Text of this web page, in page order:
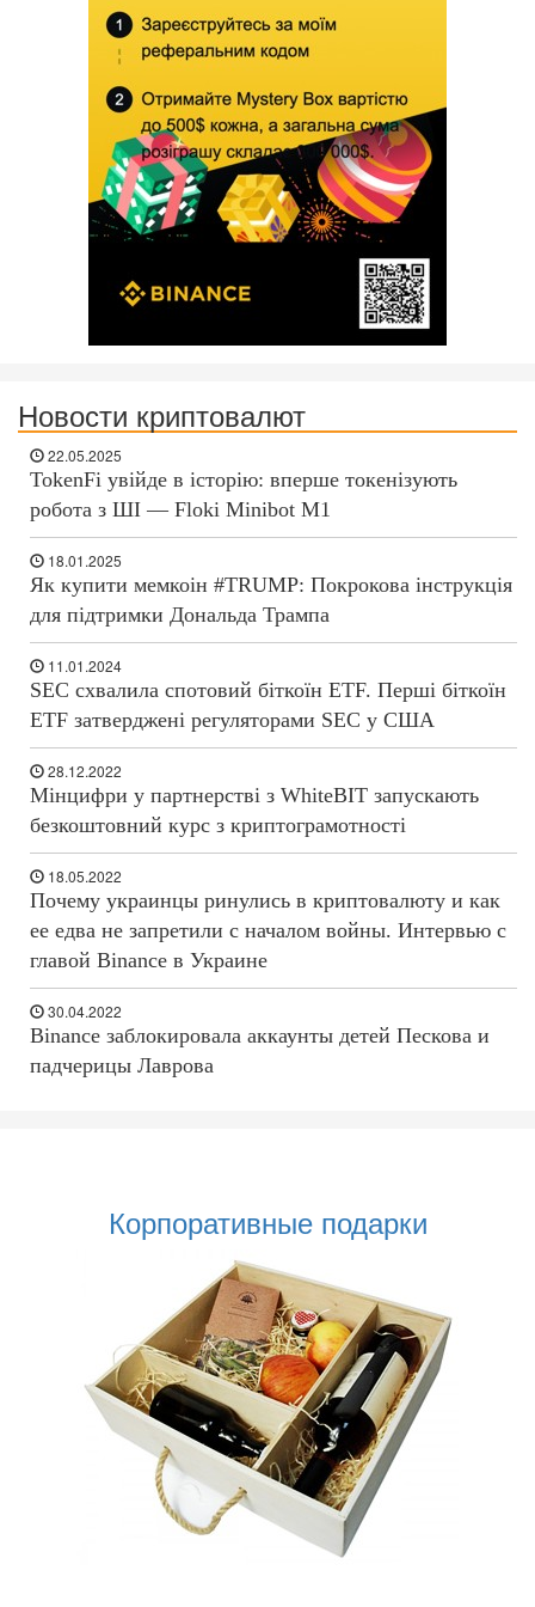
Новости криптовалют
22.05.2025
TokenFi увійде в історію: вперше токенізують
робота з ШІ — Floki Minibot M1
18.01.2025
Як купити мемкоін #TRUMP: Покрокова інструкція
для підтримки Дональда Трампа
11.01.2024
SEC схвалила спотовий біткоїн ETF. Перші біткоїн
ETF затверджені регуляторами SEC у США
28.12.2022
Мінцифри у партнерстві з WhiteBIT запускають
безкоштовний курс з криптограмотності
18.05.2022
Почему украинцы ринулись в криптовалюту и как
ее едва не запретили с началом войны. Интервью с
главой Binance в Украине
30.04.2022
Binance заблокировала аккаунты детей Пескова и
падчерицы Лаврова
Корпоративные подарки